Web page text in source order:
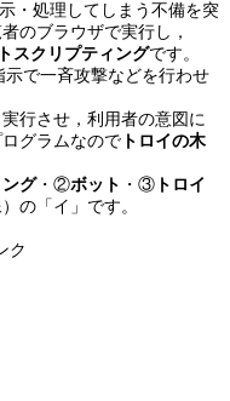
・処理してしまう不備を突
のブラウザで実行し，
スクリプティングです。
で一斉攻撃などを行わせ
行させ，利用者の意図に
グラムなので トロイの木
グ・②ボット ・③ トロイ
の「イ」です。
ク